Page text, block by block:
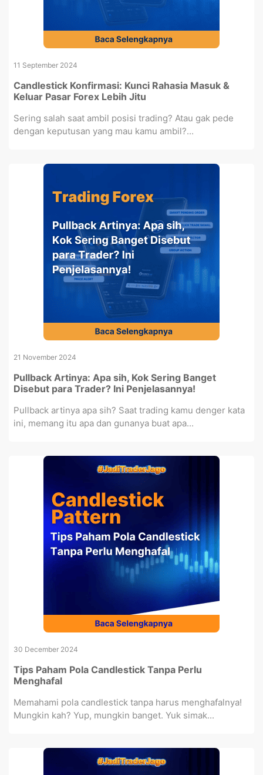
11 September 2024
Candlestick Konfirmasi: Kunci Rahasia Masuk &
Keluar Pasar Forex Lebih Jitu
Sering salah saat ambil posisi trading? Atau gak pede
dengan keputusan yang mau kamu ambil?...
21 November 2024
Pullback Artinya: Apa sih, Kok Sering Banget
Disebut para Trader? Ini Penjelasannya!
Pullback artinya apa sih? Saat trading kamu denger kata
ini, memang itu apa dan gunanya buat apa...
30 December 2024
Tips Paham Pola Candlestick Tanpa Perlu
Menghafal
Memahami pola candlestick tanpa harus menghafalnya!
Mungkin kah? Yup, mungkin banget. Yuk simak...